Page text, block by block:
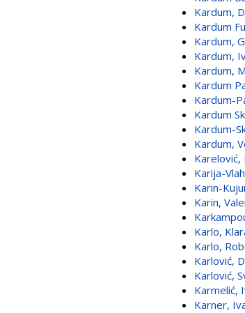
Kardum,
Kardum
Kardum,
Kardum,
Kardum,
Kardum
Kardum-
Kardum
Kardum-
Kardum,
Karelović,
Karija-
Karin-
Karin,
Karlo,
Karlo,
Karlović,
Karlović,
Karmelić,
Karner,